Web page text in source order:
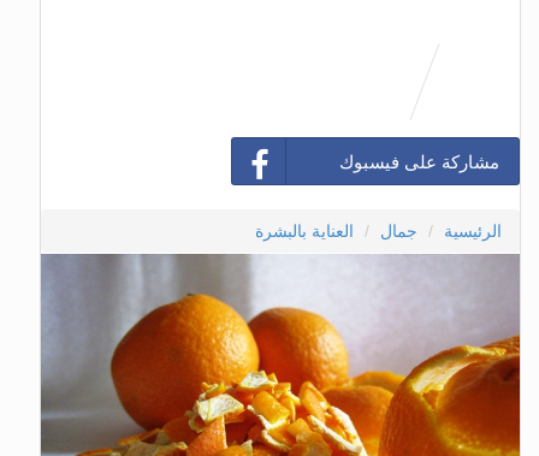
مشاركة على فيسبوك
الرئيسية جمال العناية بالبشرة